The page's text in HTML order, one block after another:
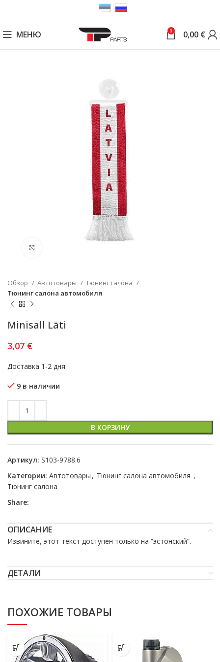
МЕНЮ 0 0,00 €
Обзор Автотовары
Тюнинг салона
Тюнинг салона автомобиля
Minisall Läti
3,07 €
Доставка 1-2 дня
9 в наличии
В КОРЗИНУ
Артикул: S103-9788.6
Категории: Автотовары , Тюнинг салона автомобиля ,
Тюнинг салона
Share:
ОПИСАНИЕ
Извините, этот текст доступен только на “эстонский”.
ДЕТАЛИ
ПОХОЖИЕ ТОВАРЫ